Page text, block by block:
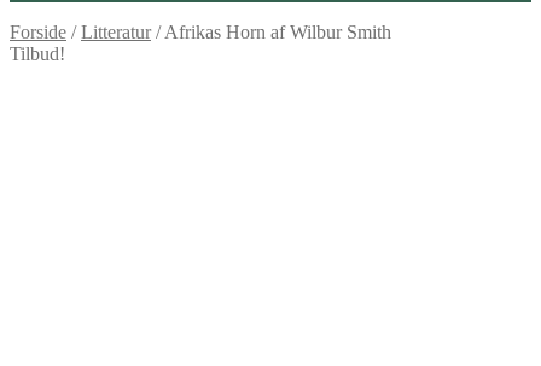
Forside /Litteratur/Afrikas Horn af Wilbur Smith
Tilbud!